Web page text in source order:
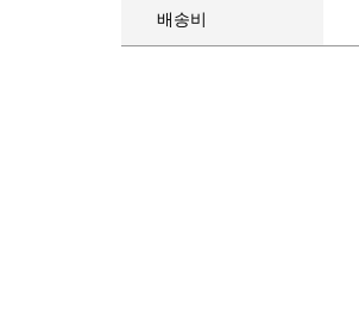
배송비